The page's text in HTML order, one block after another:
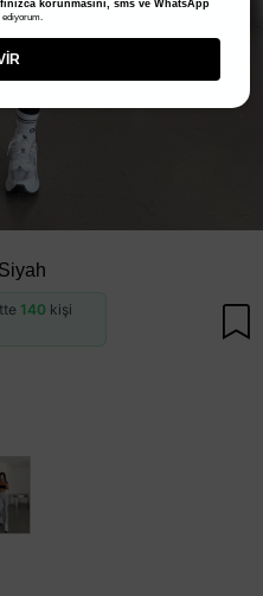
140 kişi
korunmasını, sms ve WhatsApp
ediyorum.